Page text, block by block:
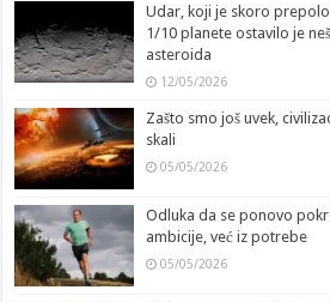
Udar, koji je skoro
1/10 planete ostavilo je
asteroida
12/05/2026
Zašto smo još uvek,
skali
05/05/2026
Odluka da se ponovo
ambicije, već iz potrebe
05/05/2026